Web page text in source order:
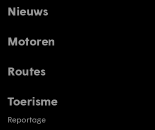
Nieuws
Motoren
Routes
Toerisme
Reportage